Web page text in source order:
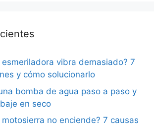
esmeriladora vibra demasiado? 7
y cómo solucionarlo
bomba de agua paso a paso y
en seco
motosierra no enciende? 7 causas